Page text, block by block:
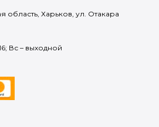
область, Харьков, ул. Отакара
Вс – выходной